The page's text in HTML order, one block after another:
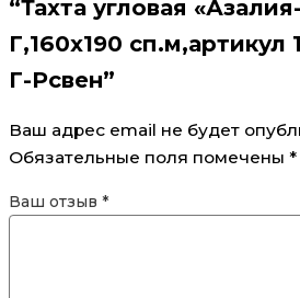
“Тахта угловая
Г,160х190 сп.м,артикул
Г-Рсвен”
Ваш адрес email не будет
Обязательные поля помечены *
Ваш отзыв *